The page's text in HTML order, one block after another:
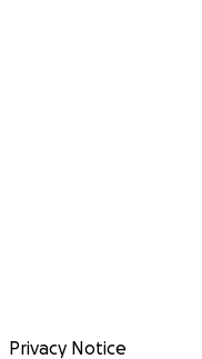
Privacy Notice